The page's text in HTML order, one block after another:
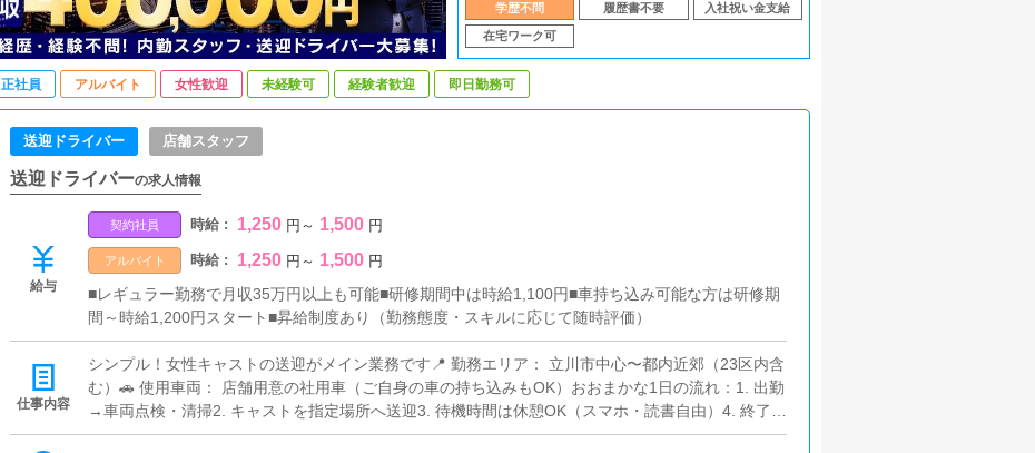
学歴不問 履歴書不要 入社祝い金支給
在宅ワーク可
正社員 アルバイト 女性歓迎 未経験可 経験者歓迎 即日勤務可
送迎ドライバー 店舗スタッフ
送迎ドライバーの求人情報
給与
契約社員 時給 : 1,250 円 ～ 1,500 円
アルバイト 時給 : 1,250 円 ～ 1,500 円
■レギュラー勤務で月収35万円以上も可能■研修期間中は時給1,100円■車持ち込み可能な方は研修期
間～時給1,200円スタート■昇給制度あり（勤務態度・スキルに応じて随時評価）
仕事内容
シンプル！女性キャストの送迎がメイン業務です📍 勤務エリア： 立川市中心〜都内近郊（23区内含
む）🚗 使用車両： 店舗用意の社用車（ご自身の車の持ち込みもOK）おおまかな1日の流れ：1. 出勤
→車両点検・清掃2. キャストを指定場所へ送迎3. 待機時間は休憩OK（スマホ・読書自由）4. 終了
後、帰店して業務完了安心ポイント：・お客様対応なし・基本的に集金業務なし・複雑なマニュア